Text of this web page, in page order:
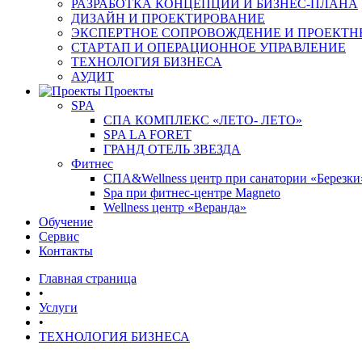
РАЗРАБОТКА КОНЦЕПЦИИ И БИЗНЕС-ПЛАНА
ДИЗАЙН И ПРОЕКТИРОВАНИЕ
ЭКСПЕРТНОЕ СОПРОВОЖДЕНИЕ И
СТАРТАП И ОПЕРАЦИОННОЕ УПРАВЛЕНИЕ
ТЕХНОЛОГИЯ БИЗНЕСА
АУДИТ
Проекты
SPA
СПА КОМПЛЕКС «ЛЕТО- ЛЕТО»
SPA LA FORET
ГРАНД ОТЕЛЬ ЗВЕЗДА
Фитнес
СПА&Wellness центр при санатории
Spa при фитнес-центре Magneto
Wellness центр «Веранда»
Обучение
Сервис
Контакты
Главная страница
•
Услуги
•
ТЕХНОЛОГИЯ БИЗНЕСА